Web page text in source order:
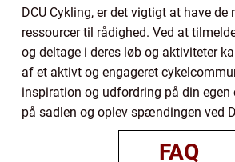
DCU Cykling, er det vigtigt at have
ressourcer til rådighed. Ved at
og deltage i deres løb og aktiviteter
af et aktivt og engageret
inspiration og udfordring på din egen
på sadlen og oplev spændingen ved
FAQ